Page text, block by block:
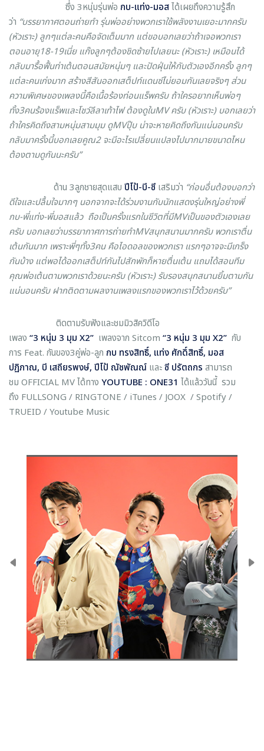
ซึ่ง 3หนุ่มรุ่นพ่อ กบ-แท่ง-มอสได้เผยถึงความรู้สึก
ว่า “บรรยากาศตอนถ่ายทำ รุ่นพ่ออย่างพวกเราใช้พลังงานเยอะมากครับ
(หัวเราะ) ลูกๆแต่ละคนคือจัดเต็มมาก แต่ขอบอกเลยว่าถ้าเจอพวกเรา
ตอนอายุ18-19เนี่ย แก๊งลูกๆต้องชิดซ้ายไปเลยนะ (หัวเราะ) เหมือนได้
กลับมารื้อฟื้นท่าเต้นตอนสมัยหนุ่มๆ และปัดฝุ่นให้กับตัวเองอีกครั้ง ลูกๆ
แต่ละคนเก่งมาก สร้างสีสันออกเสต็ปท์แดนซ์ไม่ยอมกันเลยจริงๆ ส่วน
ความพิเศษของเพลงนี้คือเนื้อร้องท่อนแร็พครับ ถ้าใครอยากเห็นพ่อๆ
ทั้ง3คนร้องแร็พและโชว์ลีลาเท้าไฟ ต้องดูในMVครับ (หัวเราะ) บอกเลยว่า
ถ้าใครคิดถึงสามหนุ่มสามมุม ดูMVปุ๊บ น่าจะหายคิดถึงกันแน่นอนครับ
กลับมาครั้งนี้บอกเลยคูณ2 จะมีอะไรเปลี่ยนแปลงไปมากมายขนาดไหน
ต้องตามดูกันนะครับ”
ด้าน 3ลูกชายสุดแสบ ปีโป้-บี-ซี เสริมว่า “ก่อนอื่นต้องบอกว่า
ดีใจและปลื้มใจมากๆ นอกจากจะได้ร่วมงานกับนักแสดงรุ่นใหญ่อย่างพี่
กบ-พี่แท่ง-พี่มอสแล้ว ถือเป็นครั้งแรกในชีวิตที่มีMVเป็นของตัวเองเลย
ครับ บอกเลยว่าบรรยากาศการถ่ายทำMVสนุกสนานมากครับ พวกเราตื่น
เต้นกันมาก เพราะพี่ๆทั้ง3คน คือไอดอลของพวกเรา แรกๆอาจจะมีเกร็ง
กันบ้าง แต่พอได้ออกเสต็ปท์กันไปสักพักก็หายตื่นเต้น แถมได้สอนทีม
คุณพ่อเต้นตามพวกเราด้วยนะครับ (หัวเราะ) รับรองสนุกสนานยิ้มตามกัน
แน่นอนครับ ฝากติดตามผลงานเพลงแรกของพวกเราไว้ด้วยครับ”
ติดตามรับฟังและชมมิวสิควิดีโอ
เพลง “3 หนุ่ม 3 มุม X2” เพลงจาก Sitcom “3 หนุ่ม 3 มุม X2” กับ
การ Feat. กันของ3คู่พ่อ-ลูก กบ ทรงสิทธิ์, แท่ง ศักดิ์สิทธิ์, มอส
ปฏิภาณ, บี เสถียรพงษ์, ปีโป้ ณัชพัณณ์ และซี ปรัตถกร สามารถ
ชม OFFICIAL MV ได้ทาง YOUTUBE : ONE31 ได้แล้ววันนี้ รวม
ถึง FULLSONG / RINGTONE / iTunes / JOOX / Spotify /
TRUEID / Youtube Music